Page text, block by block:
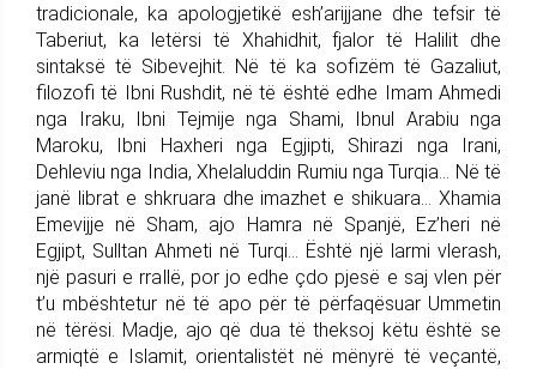
tradicionale, ka apologjetikë esh’arijjane dhe tefsir të
Taberiut, ka letërsi të Xhahidhit, fjalor të Halilit dhe
sintaksë të Sibevejhit. Në të ka sofizëm të Gazaliut,
filozofi të Ibni Rushdit, në të është edhe Imam Ahmedi
nga Iraku, Ibni Tejmije nga Shami, Ibnul Arabiu nga
Maroku, Ibni Haxheri nga Egjipti, Shirazi nga Irani,
Dehleviu nga India, Xhelaluddin Rumiu nga Turqia… Në të
janë librat e shkruara dhe imazhet e shikuara… Xhamia
Emevijje në Sham, ajo Hamra në Spanjë, Ez’heri në
Egjipt, Sulltan Ahmeti në Turqi… Është një larmi vlerash,
një pasuri e rrallë, por jo edhe çdo pjesë e saj vlen për
t’u mbështetur në të apo për të përfaqësuar Ummetin
në tërësi. Madje, ajo që dua të theksoj këtu është se
armiqtë e Islamit, orientalistët në mënyrë të veçantë,